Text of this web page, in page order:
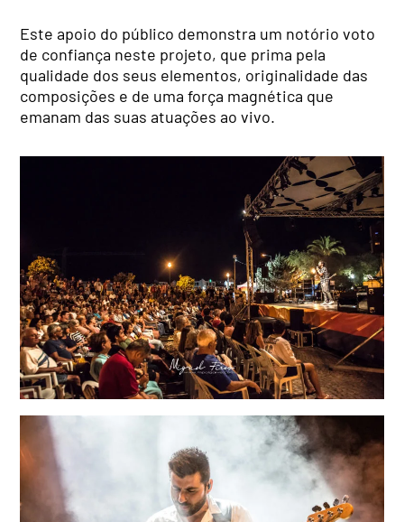
Este apoio do público demonstra um notório voto
de confiança neste projeto, que prima pela
qualidade dos seus elementos, originalidade das
composições e de uma força magnética que
emanam das suas atuações ao vivo.